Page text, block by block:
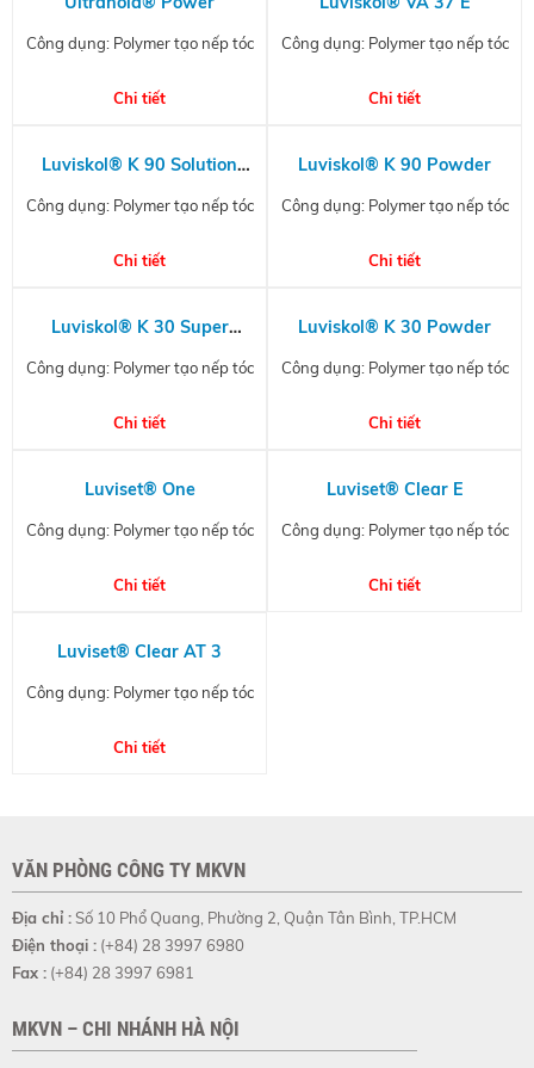
Công dụng: Polymer tạo nếp tóc
Chi tiết
Công dụng: Polymer tạo nếp tóc
Chi tiết
Luviskol® K 90 Solution
(approx. 20%)
Công dụng: Polymer tạo nếp tóc
Chi tiết
Luviskol® K 90 Powder
Công dụng: Polymer tạo nếp tóc
Chi tiết
Luviskol® K 30 Super
Solution
Công dụng: Polymer tạo nếp tóc
Chi tiết
Luviskol® K 30 Powder
Công dụng: Polymer tạo nếp tóc
Chi tiết
Luviset® One
Công dụng: Polymer tạo nếp tóc
Chi tiết
Luviset® Clear E
Công dụng: Polymer tạo nếp tóc
Chi tiết
Luviset® Clear AT 3
Công dụng: Polymer tạo nếp tóc
Chi tiết
VĂN PHÒNG CÔNG TY MKVN
Địa chỉ :Số 10 Phổ Quang, Phường 2, Quận Tân Bình, TP.HCM
Điện thoại : (+84) 28 3997 6980
Fax : (+84) 28 3997 6981
MKVN – CHI NHÁNH HÀ NỘI